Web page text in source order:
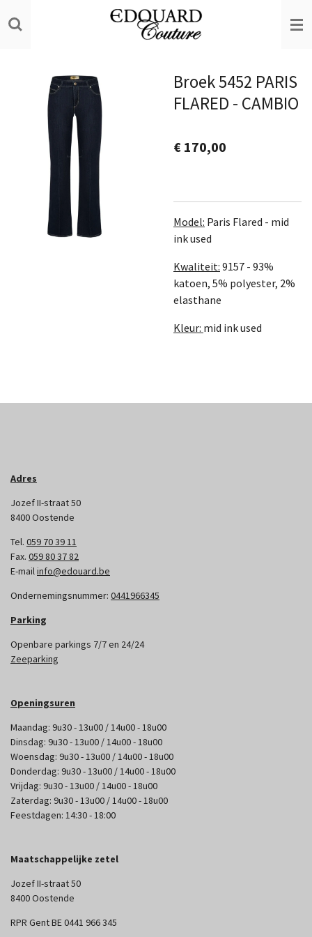
direct
hoofdinhoud
Broek 5452 PARIS
FLARED - CAMBIO
€ 170,00
Model: Paris Flared - mid
ink used
Kwaliteit: 9157 - 93%
katoen, 5% polyester, 2%
elasthane
Kleur: mid ink used
Adres
Jozef II-straat 50
8400 Oostende
Tel. 059 70 39 11
Fax. 059 80 37 82
E-mailinfo@edouard.be
Ondernemingsnummer: 0441966345
Parking
Openbare parkings 7/7 en 24/24
Zeeparking
Openingsuren
Maandag: 9u30 - 13u00 / 14u00 - 18u00
Dinsdag: 9u30 - 13u00 / 14u00 - 18u00
Woensdag: 9u30 - 13u00 / 14u00 - 18u00
Donderdag: 9u30 - 13u00 / 14u00 - 18u00
Vrijdag: 9u30 - 13u00 / 14u00 - 18u00
Zaterdag: 9u30 - 13u00 / 14u00 - 18u00
Feestdagen: 14:30 - 18:00
Maatschappelijke zetel
Jozef II-straat 50
8400 Oostende
RPR Gent BE 0441 966 345